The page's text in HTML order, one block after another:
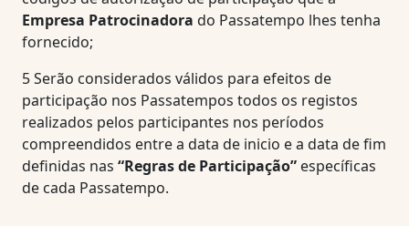
Empresa Patrocinadora do Passatempo lhes tenha
fornecido;
5Serão considerados válidos para efeitos de
participação nos Passatempos todos os registos
realizados pelos participantes nos períodos
compreendidos entre a data de inicio e a data de fim
definidas nas “Regras de Participação” específicas
de cada Passatempo.